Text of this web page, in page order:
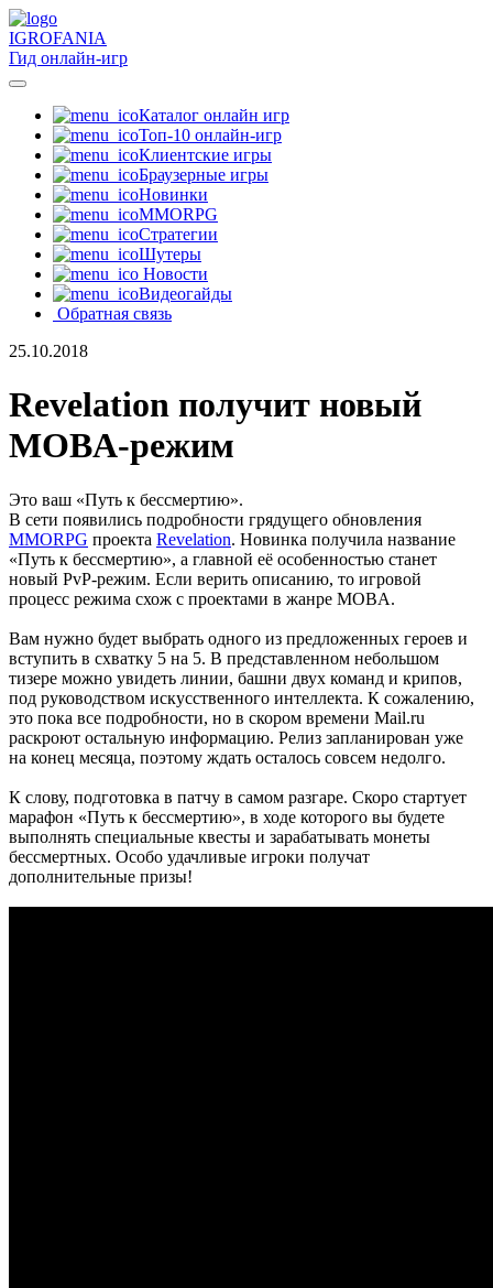
IGROFANIA
Гид онлайн-игр
Каталог онлайн игр
Топ-10 онлайн-игр
Клиентские игры
Браузерные игры
Новинки
MMORPG
Стратегии
Шутеры
Новости
Видеогайды
Обратная связь
25.10.2018
Revelation получит новый
MOBA-режим
Это ваш «Путь к бессмертию».
В сети появились подробности грядущего обновления
MMORPG проекта Revelation. Новинка получила название
«Путь к бессмертию», а главной её особенностью станет
новый PvP-режим. Если верить описанию, то игровой
процесс режима схож с проектами в жанре MOBA.
Вам нужно будет выбрать одного из предложенных героев и
вступить в схватку 5 на 5. В представленном небольшом
тизере можно увидеть линии, башни двух команд и крипов,
под руководством искусственного интеллекта. К сожалению,
это пока все подробности, но в скором времени Mail.ru
раскроют остальную информацию. Релиз запланирован уже
на конец месяца, поэтому ждать осталось совсем недолго.
К слову, подготовка в патчу в самом разгаре. Скоро стартует
марафон «Путь к бессмертию», в ходе которого вы будете
выполнять специальные квесты и зарабатывать монеты
бессмертных. Особо удачливые игроки получат
дополнительные призы!